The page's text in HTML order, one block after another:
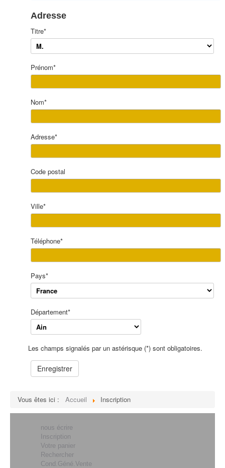
Adresse
Titre*
Prénom*
Nom*
Adresse*
Code postal
Ville*
Téléphone*
Pays*
Département*
Les champs signalés par un astérisque (*) sont obligatoires.
Enregistrer
Vous êtes ici : Accueil Inscription
nous écrire
Inscription
Votre panier
Rechercher
Cond.Géné.Vente